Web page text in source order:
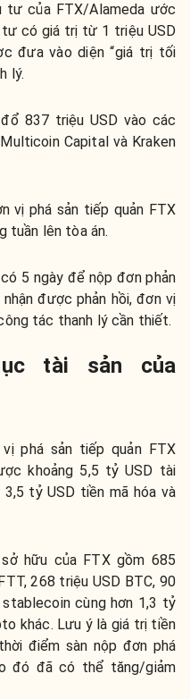
tư của FTX/Alameda ước
tư có giá trị từ 1 triệu USD
đưa vào diện “giá trị tối
lý.
837 triệu USD vào các
Capital và Kraken
vị phá sản tiếp quản FTX
tuần lên tòa án.
5 ngày để nộp đơn phản
được phản hồi, đơn vị
tác thanh lý cần thiết.
tài sản của
phá sản tiếp quản FTX
khoảng 5,5 tỷ USD tài
tỷ USD tiền mã hóa và
hữu của FTX gồm 685
268 triệu USD BTC, 90
cùng hơn 1,3 tỷ
khác. Lưu ý là giá trị tiền
điểm sàn nộp đơn phá
đó đã có thể tăng/giảm